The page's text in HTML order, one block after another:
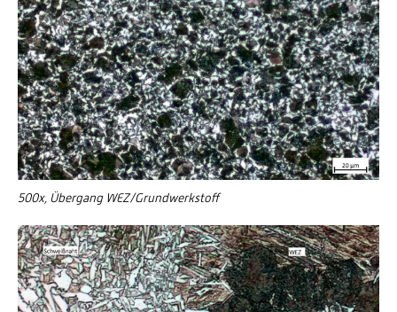
500x, Übergang WEZ/Grundwerkstoff